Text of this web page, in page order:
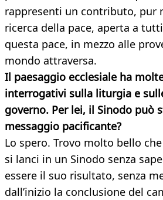
rappresenti un contributo, pur
ricerca della pace, aperta a
questa pace, in mezzo alle
mondo attraversa.
Il paesaggio ecclesiale ha
interrogativi sulla liturgia e
governo. Per lei, il Sinodo può
messaggio pacificante?
Lo spero. Trovo molto bello
si lanci in un Sinodo senza
essere il suo risultato, senza
dall’inizio la conclusione del